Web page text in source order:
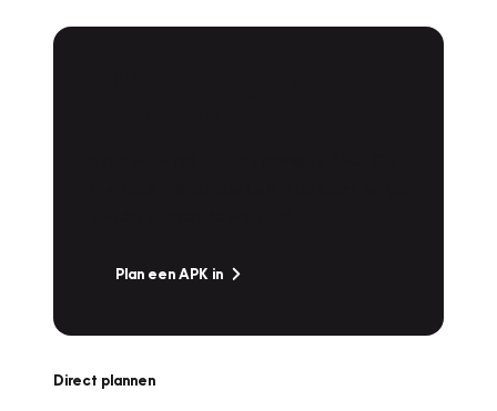
Plan een APK in
Direct plannen